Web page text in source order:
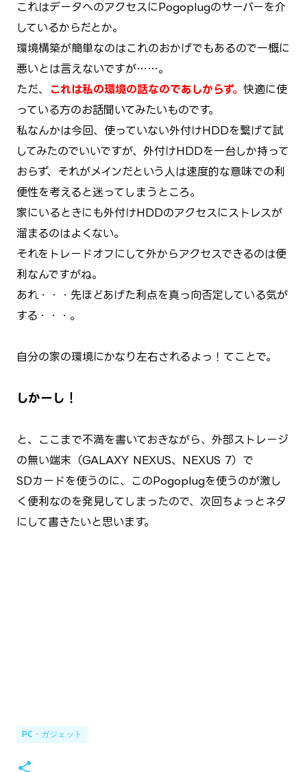
これはデータへのアクセスにPogoplugのサーバーを介
しているからだとか。
環境構築が簡単なのはこれのおかげでもあるので一概に
悪いとは言えないですが……。
ただ、
これは私の環境の話なのであしからず。 快適に使
っている方のお話聞いてみたいものです。
私なんかは今回、使っていない外付けHDDを繋げて試
してみたのでいいですが、外付けHDDを一台しか持って
おらず、それがメインだという人は速度的な意味での利
便性を考えると迷ってしまうところ。
家にいるときにも外付けHDDのアクセスにストレスが
溜まるのはよくない。
それをトレードオフにして外からアクセスできるのは便
利なんですがね。
あれ・・・先ほどあげた利点を真っ向否定している気が
する・・・。
自分の家の環境にかなり左右されるよっ！てことで。
しかーし！
と、ここまで不満を書いておきながら、 外部ストレージ
の無い端末（GALAXY NEXUS、NEXUS 7）で
SDカードを使うのに、このPogoplugを使うのが激し
く便利なのを発見してしまったので、次回ちょっとネタ
にして書きたいと思います。
PC・ガジェット